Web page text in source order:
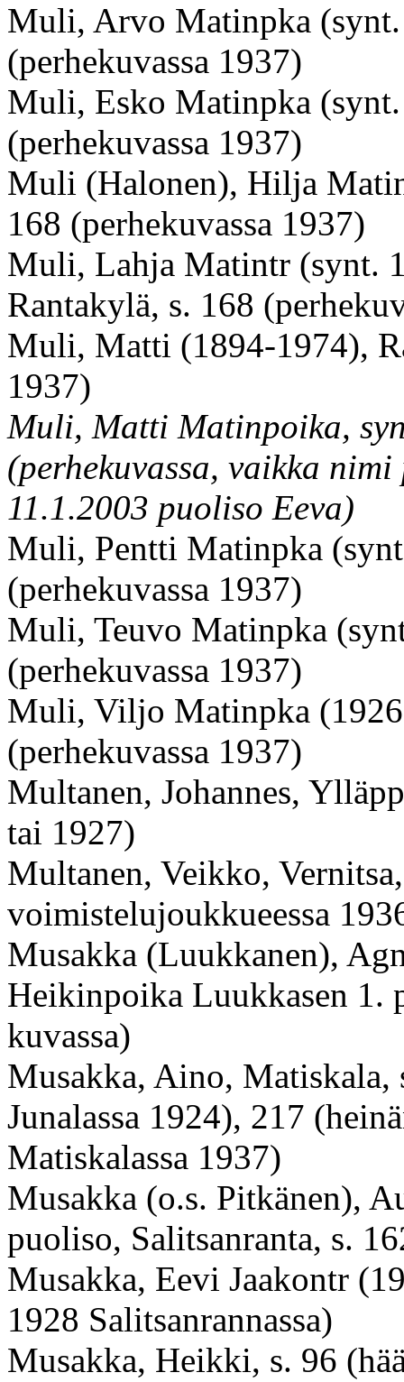
Muli, Arvo Matinpka
(perhekuvassa 1937)
Muli, Esko Matinpka
(perhekuvassa 1937)
Muli (Halonen), Hilja
168 (perhekuvassa 1937)
Muli, Lahja Matintr (synt.
Rantakylä, s. 168
Muli, Matti (1894-1974),
1937)
Muli, Matti Matinpoika,
(perhekuvassa, vaikka
11.1.2003 puoliso Eeva)
Muli, Pentti Matinpka
(perhekuvassa 1937)
Muli, Teuvo Matinpka
(perhekuvassa 1937)
Muli, Viljo Matinpka
(perhekuvassa 1937)
Multanen, Johannes,
tai 1927)
Multanen, Veikko,
voimistelujoukkueessa
Musakka (Luukkanen),
Heikinpoika Luukkasen 1.
kuvassa)
Musakka, Aino, Matiskala,
Junalassa 1924), 217
Matiskalassa 1937)
Musakka (o.s. Pitkänen),
puoliso, Salitsanranta, s.
Musakka, Eevi Jaakontr
1928 Salitsanrannassa)
Musakka, Heikki, s. 96